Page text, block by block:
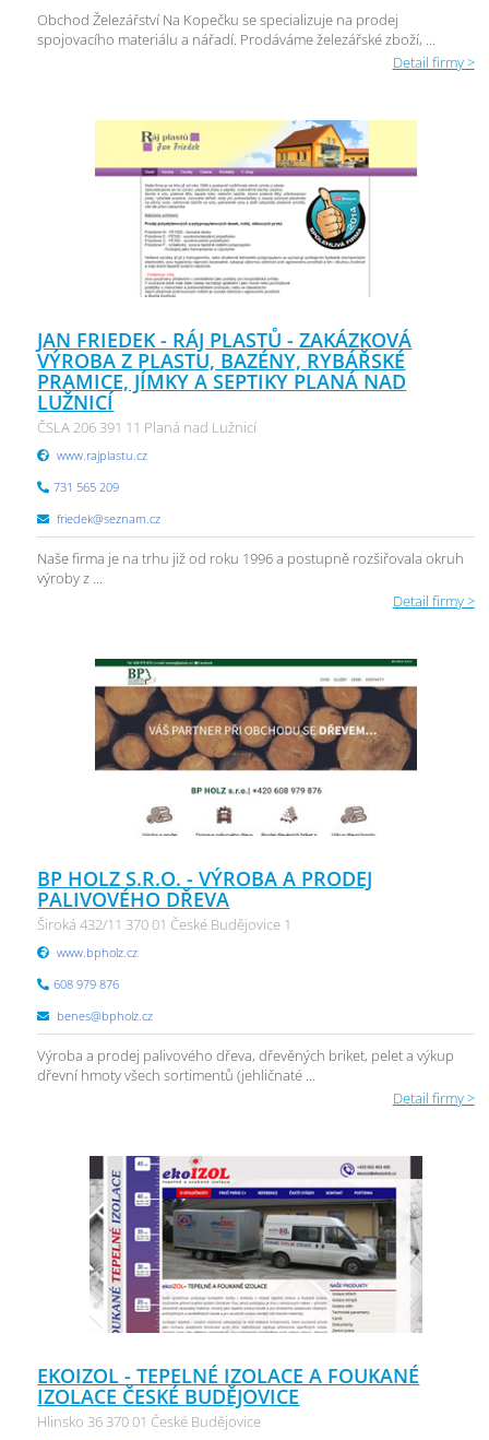
Obchod Železářství Na Kopečku se specializuje na prodej
spojovacího materiálu a nářadí. Prodáváme železářské zboží, ...
Detail firmy >
JAN FRIEDEK - RÁJ PLASTŮ - ZAKÁZKOVÁ
VÝROBA Z PLASTU, BAZÉNY, RYBÁŘSKÉ
PRAMICE, JÍMKY A SEPTIKY PLANÁ NAD
LUŽNICÍ
ČSLA 206 391 11 Planá nad Lužnicí
www.rajplastu.cz
731 565 209
friedek@seznam.cz
Naše firma je na trhu již od roku 1996 a postupně rozšiřovala okruh
výroby z ...
Detail firmy >
BP HOLZ S.R.O. - VÝROBA A PRODEJ
PALIVOVÉHO DŘEVA
Široká 432/11 370 01 České Budějovice 1
www.bpholz.cz
608 979 876
benes@bpholz.cz
Výroba a prodej palivového dřeva, dřevěných briket, pelet a výkup
dřevní hmoty všech sortimentů (jehličnaté ...
Detail firmy >
EKOIZOL - TEPELNÉ IZOLACE A FOUKANÉ
IZOLACE ČESKÉ BUDĚJOVICE
Hlinsko 36 370 01 České Budějovice